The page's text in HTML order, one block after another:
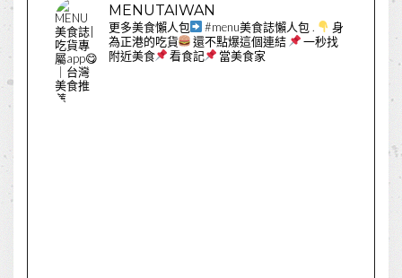
MENUTAIWAN
更多美食懶人包 #menu美食誌懶人包 .
身
為正港的吃貨
還不點爆這個連結
一秒找
附近美食
看食記 當美食家